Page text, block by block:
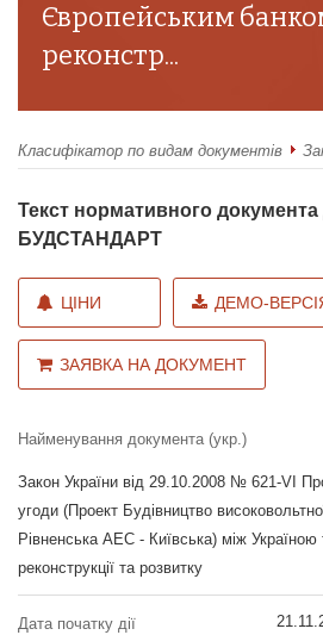
Європейським
реконстр...
Класифікатор по видам документів
Текст нормативного
БУДСТАНДАРТ
ЦІНИ ДЕМО-
ЗАЯВКА НА ДОКУМЕНТ
Найменування документа (укр.)
Закон України від 29.10.2008 № 621-VI
угоди (Проект Будівництво
Рівненська АЕС - Київська) між
реконструкції та розвитку
Дата початку дії